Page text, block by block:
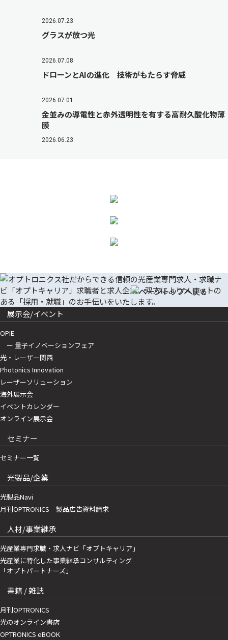
2026.07.23
グラスが放つ光
2026.07.08
ドローンとAIの進化 技術がもたらす脅威
2026.07.01
金並みの導電性と赤外透明性を有する高耐久酸化物薄
膜
2026.06.23
展示会/イベント
OPIE
ー 量子イノベーションフェア
光・レーザー関西
Photonics Innovation
レーザーソリューション
海外展示会
イベントカレンダー
オンライン展示会
セミナー
セミナー一覧
光製品/企業
光製品Navi
月刊OPTRONICS 製品広告資料請求
人材/事業継承
光産業専門求職・求人ナビ「オプトキャリア」
光産業に特化した事業継承コンサルティング
「オプトパートナーズ」
書籍 / 雑誌
月刊OPTRONICS
光のオンライン書店
OPTRONICS eBOOK